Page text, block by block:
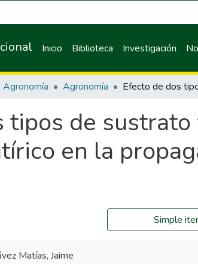
Inicio Biblioteca Investigación
Agronomía Agronomía
tipos de
en la
Simple
Matías, Jaime